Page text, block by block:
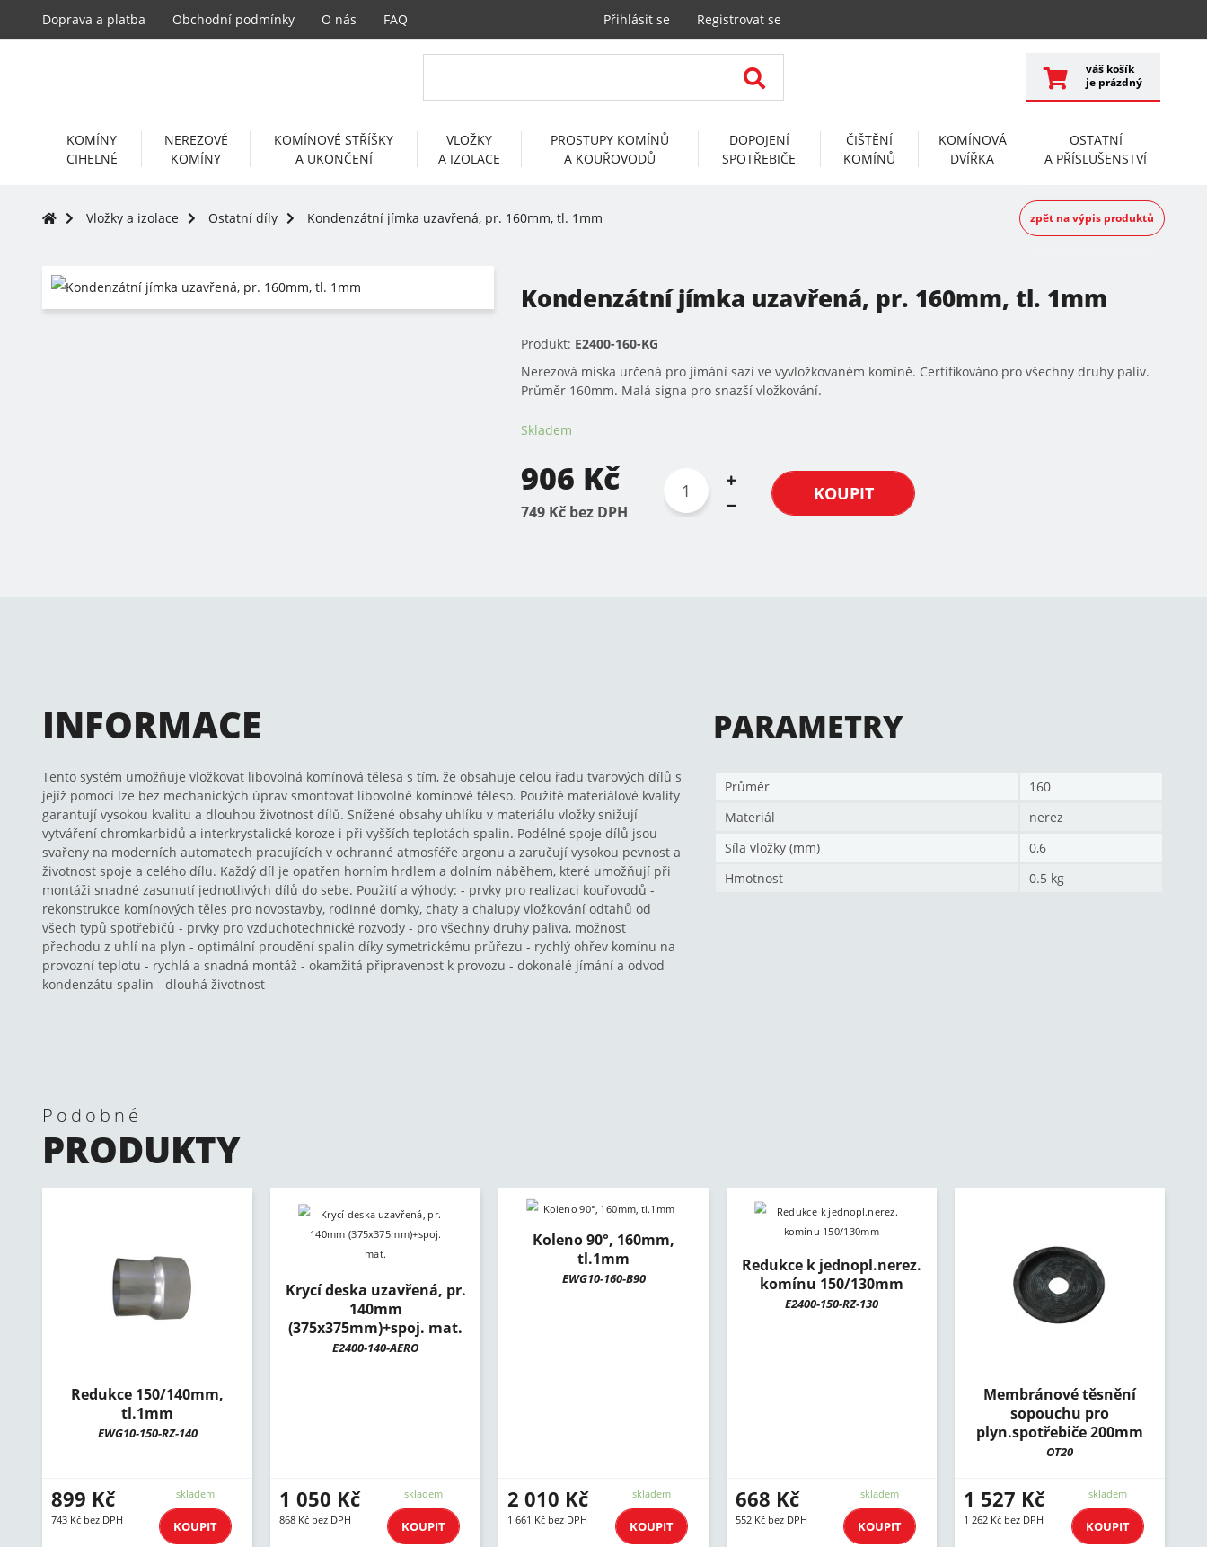
Doprava a platba Obchodní podmínky O nás FAQ Přihlásit se Registrovat se
váš košík
je prázdný
KOMÍNY
CIHELNÉ
NEREZOVÉ
KOMÍNY
KOMÍNOVÉ STŘÍŠKY
A UKONČENÍ
VLOŽKY
A IZOLACE
PROSTUPY KOMÍNŮ
A KOUŘOVODŮ
DOPOJENÍ
SPOTŘEBIČE
ČIŠTĚNÍ
KOMÍNŮ
KOMÍNOVÁ
DVÍŘKA
OSTATNÍ
A PŘÍSLUŠENSTVÍ
Vložky a izolace Ostatní díly Kondenzátní jímka uzavřená, pr. 160mm, tl. 1mm zpět na výpis produktů
Kondenzátní jímka uzavřená, pr. 160mm, tl. 1mm
Produkt: E2400-160-KG
Nerezová miska určená pro jímání sazí ve vyvložkovaném komíně. Certifikováno pro všechny druhy paliv.
Průměr 160mm. Malá signa pro snazší vložkování.
Skladem
906 Kč
749 Kč bez DPH
KOUPIT
INFORMACE
Tento systém umožňuje vložkovat libovolná komínová tělesa s tím, že obsahuje celou řadu tvarových dílů s
jejíž pomocí lze bez mechanických úprav smontovat libovolné komínové těleso. Použité materiálové kvality
garantují vysokou kvalitu a dlouhou životnost dílů. Snížené obsahy uhlíku v materiálu vložky snižují
vytváření chromkarbidů a interkrystalické koroze i při vyšších teplotách spalin. Podélné spoje dílů jsou
svařeny na moderních automatech pracujících v ochranné atmosféře argonu a zaručují vysokou pevnost a
životnost spoje a celého dílu. Každý díl je opatřen horním hrdlem a dolním náběhem, které umožňují při
montáži snadné zasunutí jednotlivých dílů do sebe. Použití a výhody: - prvky pro realizaci kouřovodů -
rekonstrukce komínových těles pro novostavby, rodinné domky, chaty a chalupy vložkování odtahů od
všech typů spotřebičů - prvky pro vzduchotechnické rozvody - pro všechny druhy paliva, možnost
přechodu z uhlí na plyn - optimální proudění spalin díky symetrickému průřezu - rychlý ohřev komínu na
provozní teplotu - rychlá a snadná montáž - okamžitá připravenost k provozu - dokonalé jímání a odvod
kondenzátu spalin - dlouhá životnost
PARAMETRY
Průměr
160
Materiál
nerez
Síla vložky (mm)
0,6
Hmotnost
0.5 kg
Podobné
PRODUKTY
Redukce 150/140mm,
tl.1mm
EWG10-150-RZ-140
899 Kč
743 Kč bez DPH
skladem
KOUPIT
Krycí deska uzavřená, pr.
140mm
(375x375mm)+spoj. mat.
E2400-140-AERO
1 050 Kč
868 Kč bez DPH
skladem
KOUPIT
Koleno 90°, 160mm,
tl.1mm
EWG10-160-B90
2 010 Kč
1 661 Kč bez DPH
skladem
KOUPIT
Redukce k jednopl.nerez.
komínu 150/130mm
E2400-150-RZ-130
668 Kč
552 Kč bez DPH
skladem
KOUPIT
Membránové těsnění
sopouchu pro
plyn.spotřebiče 200mm
OT20
1 527 Kč
1 262 Kč bez DPH
skladem
KOUPIT